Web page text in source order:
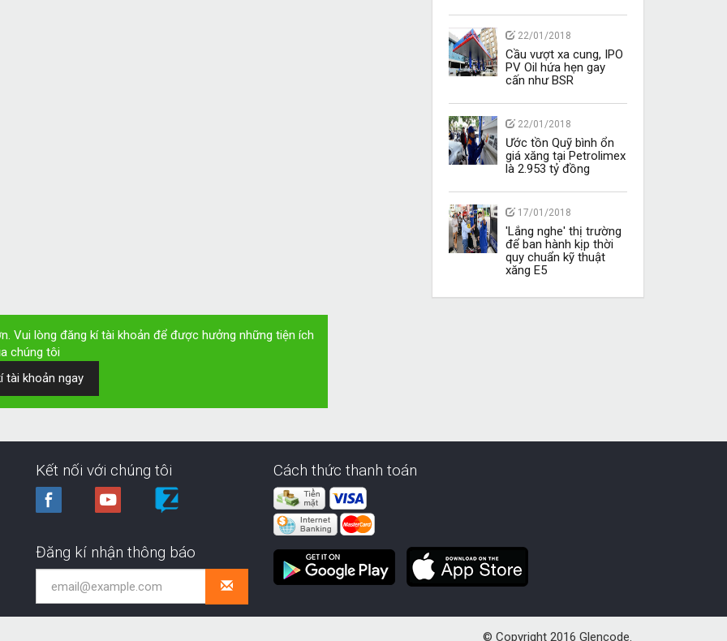
22/01/2018
Cầu vượt xa cung, IPO
PV Oil hứa hẹn gay
cấn như BSR
22/01/2018
Ước tồn Quỹ bình ổn
giá xăng tại Petrolimex
là 2.953 tỷ đồng
17/01/2018
'Lắng nghe' thị trường
để ban hành kịp thời
quy chuẩn kỹ thuật
xăng E5
Vui lòng đăng kí tài khoản để được hưởng những tiện ích
chúng tôi
tài khoản ngay
Kết nối với chúng tôi Cách thức thanh toán
Đăng kí nhận thông báo
© Copyright 2016 Glencode.